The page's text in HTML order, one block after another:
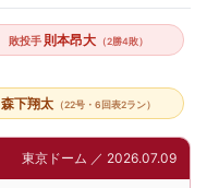
敗投手 則本昂大 （2勝4敗）
森下翔太 （22号・6回表2ラン）
東京ドーム ／ 2026.07.09